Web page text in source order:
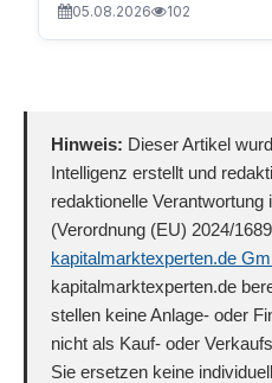
05.08.2026 102
Hinweis: Dieser Artikel
Intelligenz erstellt und
redaktionelle
(Verordnung (EU) 2024/
kapitalmarktexperten.de
kapitalmarktexperten.de
stellen keine Anlage- oder
nicht als Kauf- oder
Sie ersetzen keine